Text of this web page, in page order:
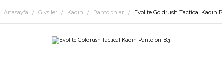
Anasayfa Giysiler Kadın Pantolonlar Evolite Goldrush Tactical Kadın